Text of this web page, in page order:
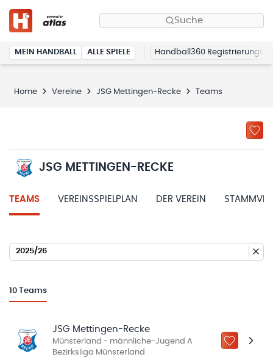
Suche
MEIN HANDBALL ALLE SPIELE Handball360 Registrierung
Home Vereine JSG Mettingen-Recke Teams
JSG METTINGEN-RECKE
TEAMS VEREINSSPIELPLAN DER VEREIN
2025/26
10 Teams
JSG Mettingen-Recke
Münsterland - männliche-Jugend A
Bezirksliga Münsterland
ZU „MEINE